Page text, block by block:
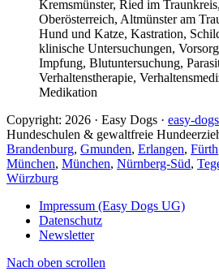
Kremsmünster, Ried im
Oberösterreich, Altmünster am
Hund und Katze, Kastration,
klinische Untersuchungen,
Impfung, Blutuntersuchung,
Verhaltenstherapie,
Medikation
Copyright: 2026 · Easy Dogs · easy-
Hundeschulen & gewaltfreie
Brandenburg, Gmunden, Erlangen, Fürth
München, München, Nürnberg-Süd,
Würzburg
Impressum (Easy Dogs UG)
Datenschutz
Newsletter
Nach oben scrollen